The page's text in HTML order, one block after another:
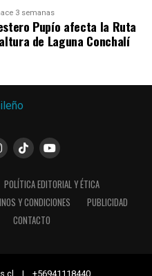
3 semanas
Pupío afecta la Ruta
de Laguna Conchalí
POLÍTICA EDITORIAL Y ÉTICA
Y CONDICIONES
PUBLICIDAD
CONTACTO
| +56941118440